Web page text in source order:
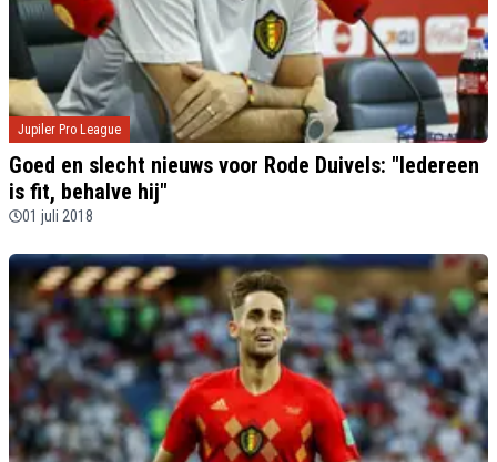
Jupiler Pro League
Goed en slecht nieuws voor Rode Duivels: "Iedereen
is fit, behalve hij"
01 juli 2018